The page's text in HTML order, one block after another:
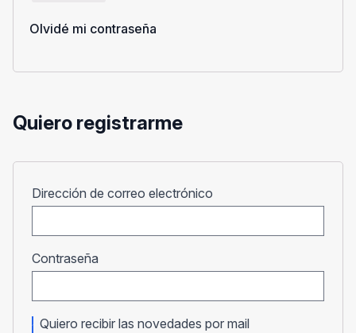
Olvidé mi contraseña
Quiero registrarme
Dirección de correo electrónico
Contraseña
Quiero recibir las novedades por mail